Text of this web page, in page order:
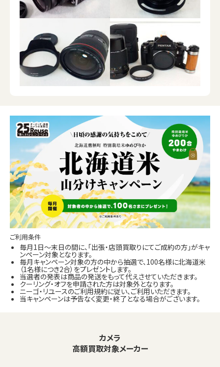
ご利用条件
毎月1日～末日の間に、「出張・店頭買取りにてご成約の方」がキャ
ンペーン対象となります。
毎月キャンペーン対象の方の中から抽選で、100名様に北海道米
（1名様につき2合）をプレゼントします。
当選者の発表は商品の発送をもって代えさせていただきます。
クーリング・オフを申請された方は対象外となります。
ニーゴ・リユースのご利用規約に従い、ご利用いただきます。
当キャンペーンは予告なく変更・終了となる場合がございます。
カメラ
高額買取対象メーカー